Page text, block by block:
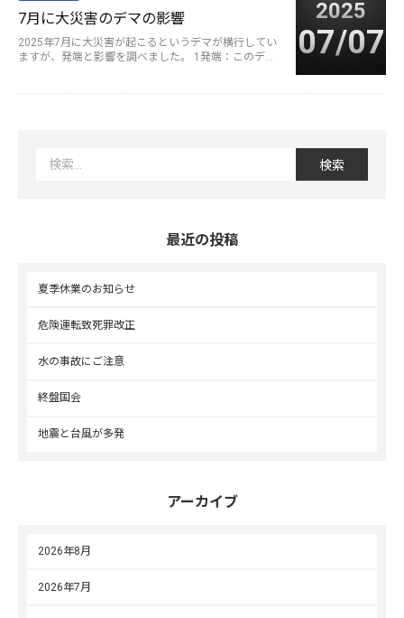
7月に大災害のデマの影響
2025年7月に大災害が起こるというデマが横行してい
ますが、発端と影響を調べました。 1発端：このデマ
2025
07/07
最近の投稿
夏季休業のお知らせ
危険運転致死罪改正
水の事故にご注意
終盤国会
地震と台風が多発
アーカイブ
2026年8月
2026年7月